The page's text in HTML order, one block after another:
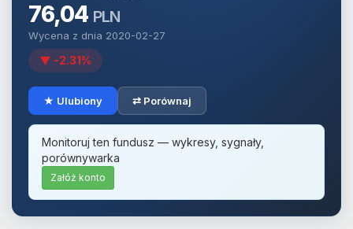
76,04 PLN
Wycena z dnia 2020-02-27
▼ -2.31%
★ Ulubiony ⇄ Porównaj
Monitoruj ten fundusz — wykresy, sygnały,
porównywarka
Załóż konto